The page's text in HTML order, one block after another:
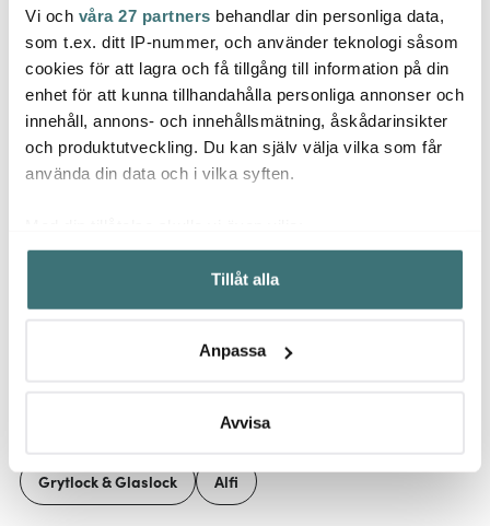
Vi och våra 27 partners behandlar din personliga data,
som t.ex. ditt IP-nummer, och använder teknologi såsom
cookies för att lagra och få tillgång till information på din
enhet för att kunna tillhandahålla personliga annonser och
innehåll, annons- och innehållsmätning, åskådarinsikter
och produktutveckling. Du kan själv välja vilka som får
använda din data och i vilka syften.
Samla in information om din geografiska plats som
kan ha en noggrannhet på upp till flera meter
Identifiera din enhet genom att aktivt skanna den för
Ta reda på mer om hur dina personliga uppgifter
Du kan ändra eller dra tillbaka ditt samtycke när som
Vi använder cookies för att innehållet och annonserna
Tillåt alla
Anpassa
Avvisa
Alfi
Gusto Termoskanna 0,6
L Matt stål
1699 kr
Få i lager
Alfi
Kulan termos 0,94 L
Forstad mörkgrön
549 kr
Få i lager
0,94
549
Låt dig inspireras av våra kunder
Grytlock & Glaslock Alfi